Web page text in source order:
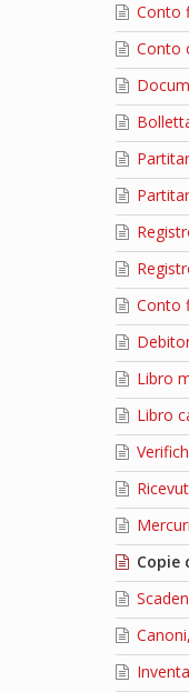
Conto
Conto
Conto
Libro
Libro